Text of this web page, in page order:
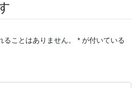
ことはありません。 * が付いている